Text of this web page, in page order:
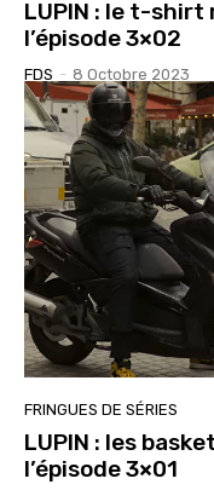
LUPIN : le t-shirt
l’épisode 3×02
FDS - 8 Octobre 2023
FRINGUES DE SÉRIES
LUPIN : les
l’épisode 3×01